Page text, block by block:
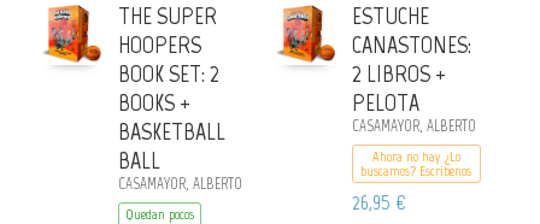
THE SUPER
HOOPERS
BOOK SET: 2
BOOKS +
BASKETBALL
BALL
CASAMAYOR, ALBERTO
Quedan pocos
ESTUCHE
CANASTONES:
2 LIBROS +
PELOTA
CASAMAYOR, ALBERTO
Ahora no hay ¿Lo
buscamos? Escribenos
26,95 €